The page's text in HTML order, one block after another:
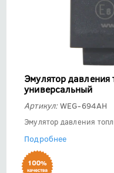
Эмулятор давления
универсальный
Артикул:WEG-694AH
Эмулятор давления
Подробнее